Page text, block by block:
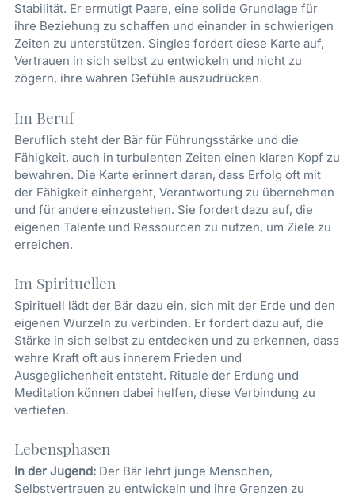
Stabilität. Er ermutigt Paare, eine solide Grundlage für
ihre Beziehung zu schaffen und einander in schwierigen
Zeiten zu unterstützen. Singles fordert diese Karte auf,
Vertrauen in sich selbst zu entwickeln und nicht zu
zögern, ihre wahren Gefühle auszudrücken.
Im Beruf
Beruflich steht der Bär für Führungsstärke und die
Fähigkeit, auch in turbulenten Zeiten einen klaren Kopf zu
bewahren. Die Karte erinnert daran, dass Erfolg oft mit
der Fähigkeit einhergeht, Verantwortung zu übernehmen
und für andere einzustehen. Sie fordert dazu auf, die
eigenen Talente und Ressourcen zu nutzen, um Ziele zu
erreichen.
Im Spirituellen
Spirituell lädt der Bär dazu ein, sich mit der Erde und den
eigenen Wurzeln zu verbinden. Er fordert dazu auf, die
Stärke in sich selbst zu entdecken und zu erkennen, dass
wahre Kraft oft aus innerem Frieden und
Ausgeglichenheit entsteht. Rituale der Erdung und
Meditation können dabei helfen, diese Verbindung zu
vertiefen.
Lebensphasen
In der Jugend: Der Bär lehrt junge Menschen,
Selbstvertrauen zu entwickeln und ihre Grenzen zu